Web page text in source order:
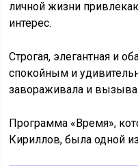
личной жизни
интерес.
Строгая, элегантная и
спокойным и
завораживала и
Программа «Время»,
Кириллов, была одной